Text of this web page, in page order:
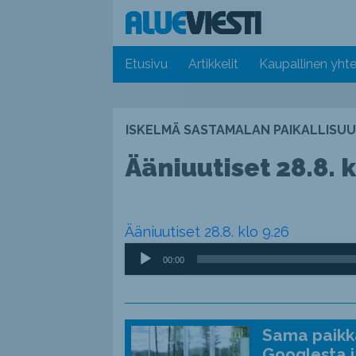
Etusivu Artikkelit Kaupallinen
ISKELMÄ SASTAMALAN
Ääniuutiset 28.8.
Ääniuutiset 28.8. klo 9.26
Äänitoistin
00:00
Sama